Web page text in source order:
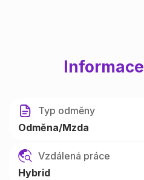
Informace
Typ odměny
Odměna/Mzda
Vzdálená práce
Hybrid